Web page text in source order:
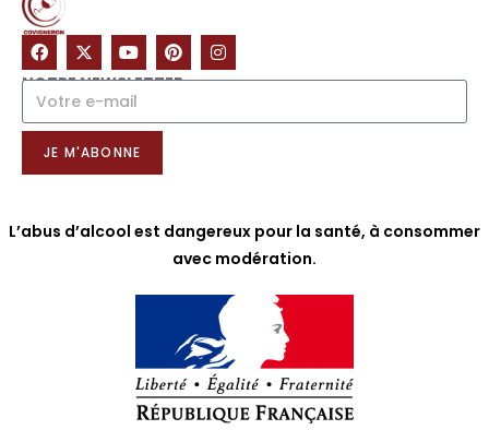
NOTRE NEWSLETTER
JE M'ABONNE
L’abus d’alcool est dangereux pour la santé, à consommer
avec modération.